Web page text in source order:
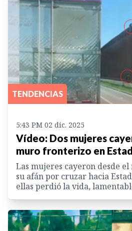
TENDENCIAS
5:43 PM 02 dic. 2025
Vídeo: Dos mujeres
muro fronterizo en
Las mujeres cayeron desde
su afán por cruzar hacia
ellas perdió la vida,